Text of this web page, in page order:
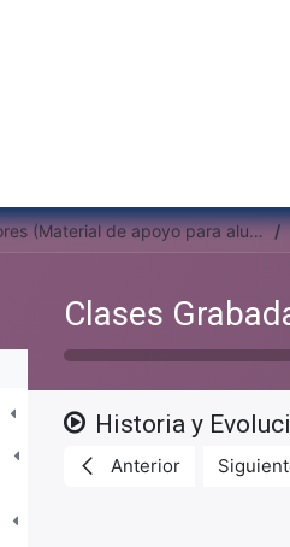
Clases Grabadas Anteriores (Material de apoyo para alumnos)
Historia y
Anterior